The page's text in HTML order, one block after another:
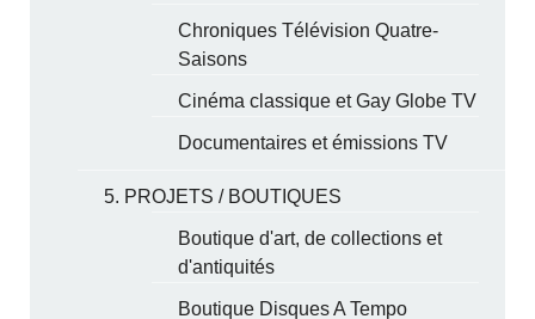
Chroniques Télévision Quatre-
Saisons
Cinéma classique et Gay Globe TV
Documentaires et émissions TV
5. PROJETS / BOUTIQUES
Boutique d'art, de collections et
d'antiquités
Boutique Disques A Tempo